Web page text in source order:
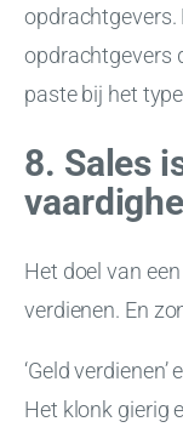
opdrachtgevers.
opdrachtgevers
paste bij het
8. Sales
Het doel van
verdienen. En
‘Geld
Het klonk gierig